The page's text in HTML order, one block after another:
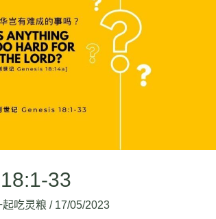
33
起吃灵粮 / 17/05/2023